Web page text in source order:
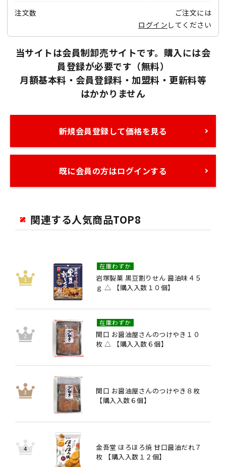
注文数
ご注文には
ログイン してください
当サイトは会員制卸売サイトです。購入には会
員登録が必要です（無料）
月額基本料・会員登録料・加盟料・更新料等
はかかりません
新規会員登録して価格を見る
既に会員の方はログインする
関連する人気商品TOP8
岩塚製菓 黒豆割りせん 醤油味４５
ｇ △ 【購入入数１０個】
在庫わずか
関口 お醤油屋さんのつけやき１０
枚 △ 【購入入数６個】
在庫わずか
関口 お醤油屋さんのつけやき８枚
【購入入数６個】
金吾堂 ほろほろ焼 甘口醤油だれ７
枚 【購入入数１２個】